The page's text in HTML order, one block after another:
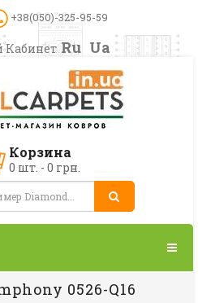
+38(050)-325-95-59
Ru Ua
Корзина
0 шт. - 0 грн.
0526-Q16